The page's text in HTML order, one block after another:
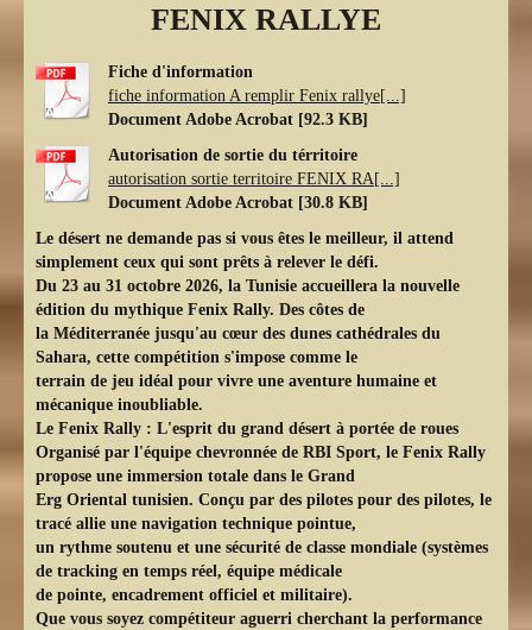
FENIX RALLYE
Fiche d'information
fiche information A remplir Fenix rallye[...]
Document Adobe Acrobat [92.3 KB]
Autorisation de sortie du térritoire
autorisation sortie territoire FENIX RA[...]
Document Adobe Acrobat [30.8 KB]
Le désert ne demande pas si vous êtes le meilleur, il attend
simplement ceux qui sont prêts à relever le défi.
Du 23 au 31 octobre 2026, la Tunisie accueillera la nouvelle
édition du mythique Fenix Rally. Des côtes de
la Méditerranée jusqu'au cœur des dunes cathédrales du
Sahara, cette compétition s'impose comme le
terrain de jeu idéal pour vivre une aventure humaine et
mécanique inoubliable.
Le Fenix Rally : L'esprit du grand désert à portée de roues
Organisé par l'équipe chevronnée de RBI Sport, le Fenix Rally
propose une immersion totale dans le Grand
Erg Oriental tunisien. Conçu par des pilotes pour des pilotes, le
tracé allie une navigation technique pointue,
un rythme soutenu et une sécurité de classe mondiale (systèmes
de tracking en temps réel, équipe médicale
de pointe, encadrement officiel et militaire).
Que vous soyez compétiteur aguerri cherchant la performance